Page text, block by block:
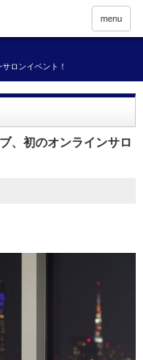
menu
ロンイベント！
、初のオンラインサロ